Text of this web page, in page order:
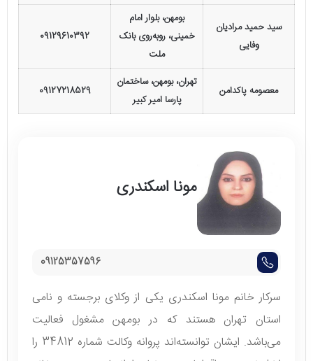
سید حمید مرادیان
وفایی
بومهن، بلوار امام
خمینی، روبه‌روی بانک
ملت
09129610392
معصومه پاکدامن
تهران، بومهن، ساختمان
پارسا امیر کبیر
09127218529
مونا اسکندری
09125357596
سرکار خانم مونا اسکندری یکی از وکلای برجسته و نامی
استان تهران هستند که در بومهن مشغول فعالیت
می‌باشد. ایشان توانسته‌اند پروانه وکالت شماره 34812 را